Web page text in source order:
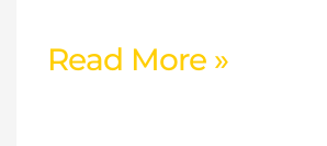
Read More »